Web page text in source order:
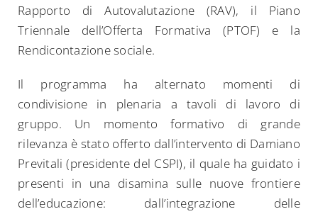
Rapporto di Autovalutazione (RAV), il Piano
Triennale dell’Offerta Formativa (PTOF) e la
Rendicontazione sociale.
Il programma ha alternato momenti di
condivisione in plenaria a tavoli di lavoro di
gruppo. Un momento formativo di grande
rilevanza è stato offerto dall’intervento di Damiano
Previtali (presidente del CSPI), il quale ha guidato i
presenti in una disamina sulle nuove frontiere
dell’educazione: dall’integrazione delle